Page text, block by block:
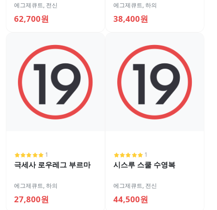
에그제큐트, 전신
62,700원
에그제큐트,하의
38,400원
1
극세사 로우레그 부르마
에그제큐트,하의
27,800원
1
시스루 스쿨 수영복
에그제큐트, 전신
44,500원